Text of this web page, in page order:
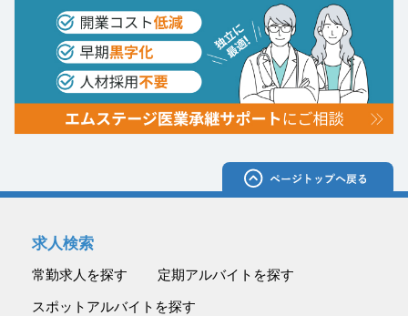
求人検索
常勤求人を探す
定期アルバイトを探す
スポットアルバイトを探す